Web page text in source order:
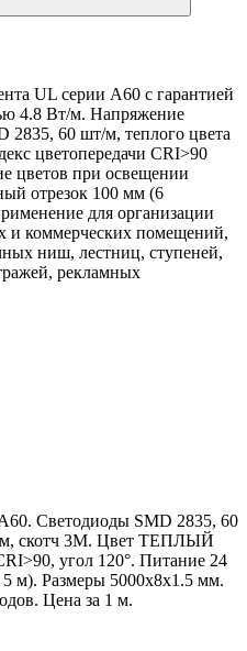
UL серии A60 с гарантией
4.8 Вт/м. Напряжение
60 шт/м, теплого цвета
цветопередачи CRI>90
цветов при освещении
отрезок 100 мм (6
для организации
и коммерческих помещений,
ниш, лестниц, ступеней,
рекламных
Светодиоды SMD 2835, 60
скотч 3M. Цвет ТЕПЛЫЙ
угол 120°. Питание 24
м). Размеры 5000x8x1.5 мм.
Цена за 1 м.